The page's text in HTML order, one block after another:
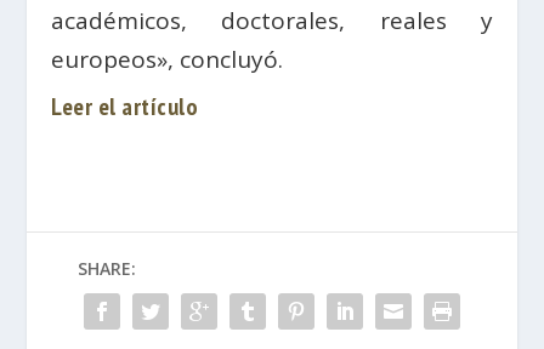
académicos, doctorales, reales y
europeos», concluyó.
Leer el artículo
SHARE: